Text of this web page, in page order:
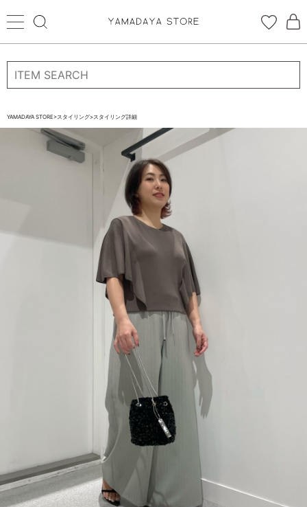
ログイン 新規会員登録
お気に入り
CATEGORYから探す
STORE BRAND・LABELから探す
すべての商品
ブランド一覧
YAMADAYA STORE>スタイリング>スタイリング詳細
ログイン